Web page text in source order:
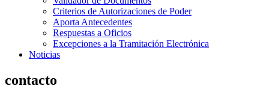
Criterios de Autorizaciones de Poder
Aporta Antecedentes
Respuestas a Oficios
Excepciones a la Tramitación Electrónica
Noticias
contacto